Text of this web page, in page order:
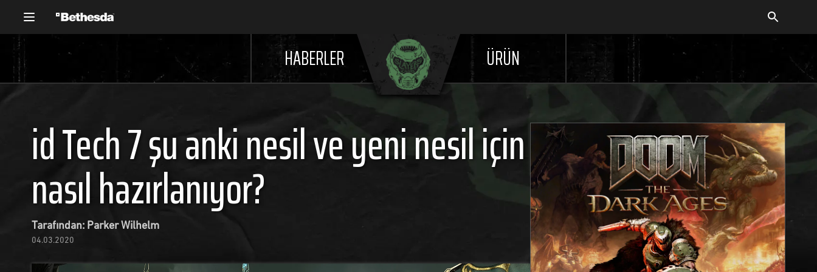
HABERLER ÜRÜN
id Tech 7 şu anki nesil ve yeni nesil için
nasıl hazırlanıyor?
Tarafından: Parker Wilhelm
04.03.2020